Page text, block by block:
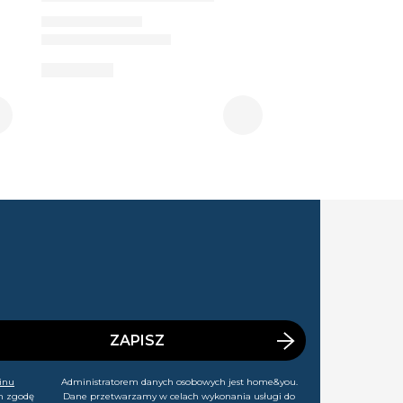
zgodę
ZAPISZ
Administratorem danych osobowych jest home&you.
Dane przetwarzamy w celach wykonania usługi do